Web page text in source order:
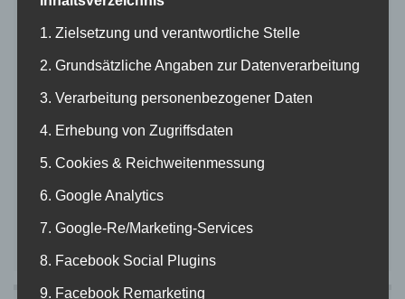
Passwort zurücksetzen
1. Zielsetzung und verantwortliche Stelle
2. Grundsätzliche Angaben zur Datenverarbeitung
3. Verarbeitung personenbezogener Daten
4. Erhebung von Zugriffsdaten
5. Cookies & Reichweitenmessung
6. Google Analytics
7. Google-Re/Marketing-Services
8. Facebook Social Plugins
9. Facebook Remarketing